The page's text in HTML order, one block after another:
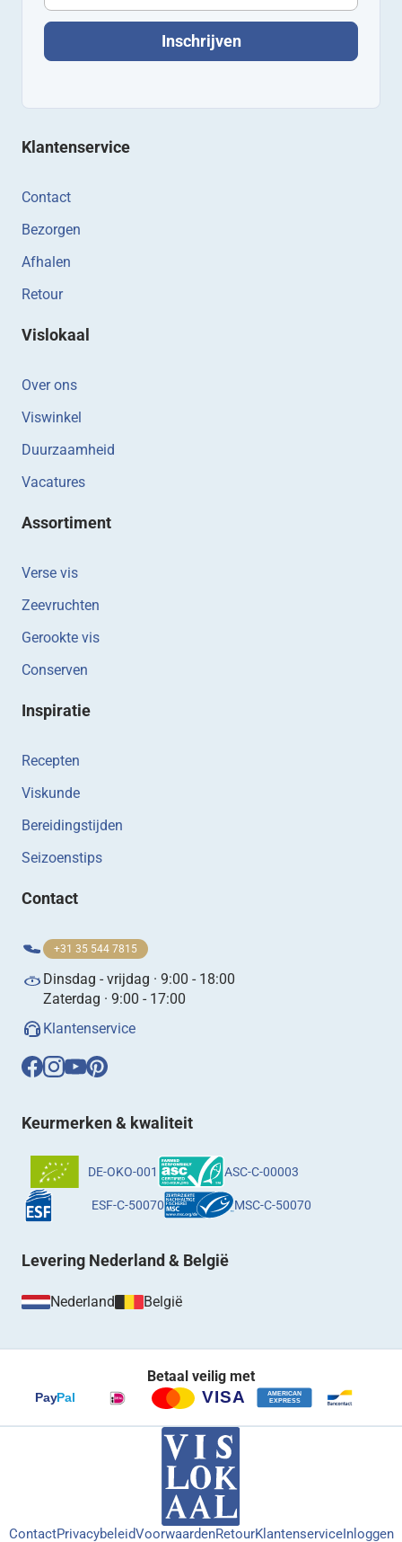
Inschrijven
Klantenservice
Contact
Bezorgen
Afhalen
Retour
Vislokaal
Over ons
Viswinkel
Duurzaamheid
Vacatures
Assortiment
Verse vis
Zeevruchten
Gerookte vis
Conserven
Inspiratie
Recepten
Viskunde
Bereidingstijden
Seizoenstips
Contact
+31 35 544 7815
Dinsdag - vrijdag · 9:00 - 18:00
Zaterdag · 9:00 - 17:00
Klantenservice
Keurmerken & kwaliteit
DE-OKO-001 ASC-C-00003
ESF-C-50070 MSC-C-50070
Levering Nederland & België
Nederland België
Betaal veilig met
ContactPrivacybeleidVoorwaardenRetourKlantenserviceInloggen